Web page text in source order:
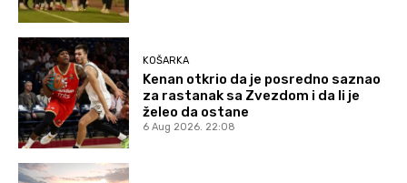
KOŠARKA
Kenan otkrio da je posredno saznao
za rastanak sa Zvezdom i da li je
želeo da ostane
6 Aug 2026. 22:08